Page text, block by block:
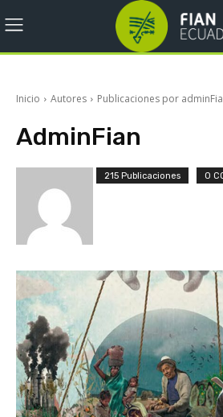
Inicio Autores Publicaciones por
AdminFian
215 Publicaciones 0